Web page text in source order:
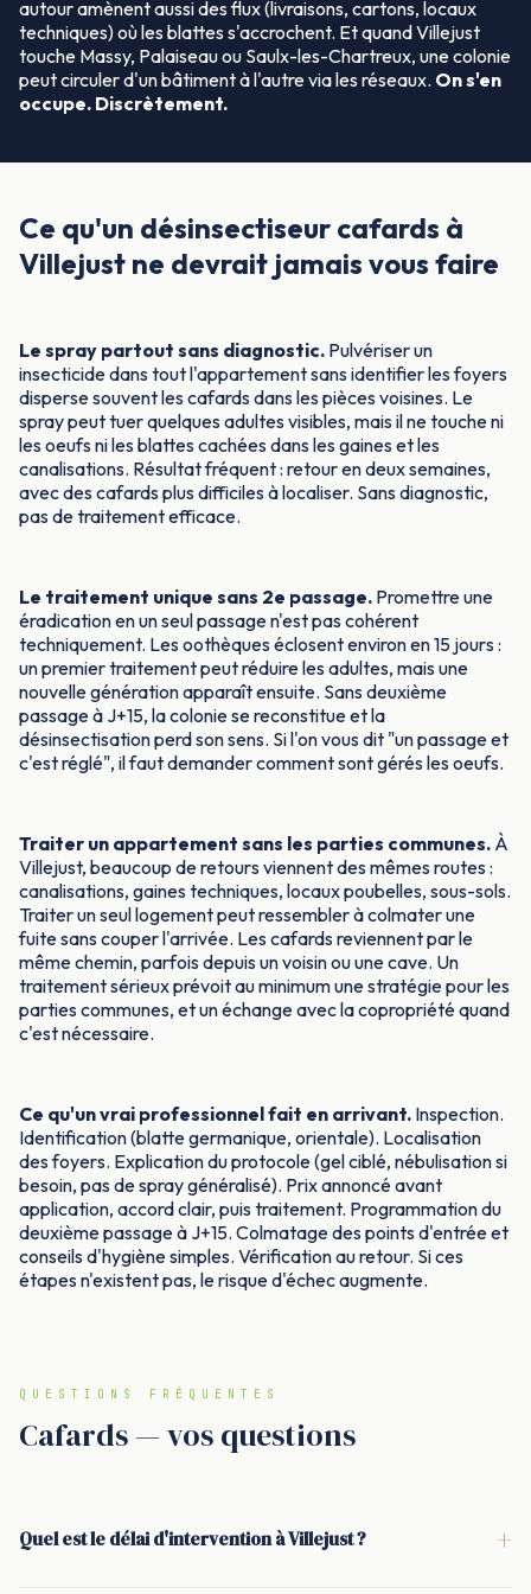
autour amènent aussi des flux (livraisons, cartons, locaux
techniques) où les blattes s'accrochent. Et quand Villejust
touche Massy, Palaiseau ou Saulx-les-Chartreux, une colonie
peut circuler d'un bâtiment à l'autre via les réseaux. On s'en
occupe. Discrètement.
Ce qu'un désinsectiseur cafards à
Villejust ne devrait jamais vous faire
Le spray partout sans diagnostic. Pulvériser un
insecticide dans tout l'appartement sans identifier les foyers
disperse souvent les cafards dans les pièces voisines. Le
spray peut tuer quelques adultes visibles, mais il ne touche ni
les oeufs ni les blattes cachées dans les gaines et les
canalisations. Résultat fréquent : retour en deux semaines,
avec des cafards plus difficiles à localiser. Sans diagnostic,
pas de traitement efficace.
Le traitement unique sans 2e passage. Promettre une
éradication en un seul passage n'est pas cohérent
techniquement. Les oothèques éclosent environ en 15 jours :
un premier traitement peut réduire les adultes, mais une
nouvelle génération apparaît ensuite. Sans deuxième
passage à J+15, la colonie se reconstitue et la
désinsectisation perd son sens. Si l'on vous dit "un passage et
c'est réglé", il faut demander comment sont gérés les oeufs.
Traiter un appartement sans les parties communes. À
Villejust, beaucoup de retours viennent des mêmes routes :
canalisations, gaines techniques, locaux poubelles, sous-sols.
Traiter un seul logement peut ressembler à colmater une
fuite sans couper l'arrivée. Les cafards reviennent par le
même chemin, parfois depuis un voisin ou une cave. Un
traitement sérieux prévoit au minimum une stratégie pour les
parties communes, et un échange avec la copropriété quand
c'est nécessaire.
Ce qu'un vrai professionnel fait en arrivant. Inspection.
Identification (blatte germanique, orientale). Localisation
des foyers. Explication du protocole (gel ciblé, nébulisation si
besoin, pas de spray généralisé). Prix annoncé avant
application, accord clair, puis traitement. Programmation du
deuxième passage à J+15. Colmatage des points d'entrée et
conseils d'hygiène simples. Vérification au retour. Si ces
étapes n'existent pas, le risque d'échec augmente.
QUESTIONS FRÉQUENTES
Cafards — vos questions
Quel est le délai d'intervention à Villejust ? +